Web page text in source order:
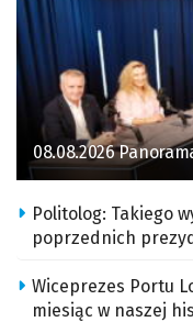
08.08.2026
Politolog: Takiego
poprzednich
Wiceprezes Portu
miesiąc w naszej